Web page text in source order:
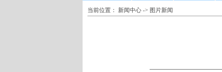
当前位置： 新闻中心 -> 图片新闻